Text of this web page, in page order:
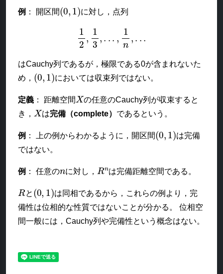
例 ： 開区間
(0 1 )
に対し，点列
2, 1n
はCauchy列であるが，極限である0が含まれないた
め，
(0 1 )
においては収束列ではない。
定義 ： 距離空間
X
の任意のCauchy列が収束すると
き，
X
は完備（complete） であるという。
例 ： 上の例からわかるように，開区間
(0 1 )
は完備
ではない。
例 ： 任意の に対し，
Rn
は完備距離空間である。
R
と
(0 1 )
は同相であるから，これらの例より，完
備性は位相的な性質ではないことが分かる。 位相空
間一般には，Cauchy列や完備性という概念はない。